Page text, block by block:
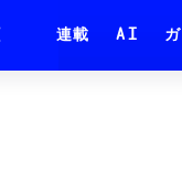
連載 AI